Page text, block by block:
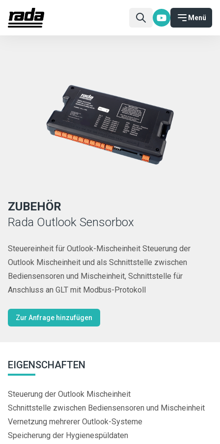
Menü
ZUBEHÖR
Rada Outlook Sensorbox
Steuereinheit für Outlook-Mischeinheit Steuerung der
Outlook Mischeinheit und als Schnittstelle zwischen
Bediensensoren und Mischeinheit, Schnittstelle für
Anschluss an GLT mit Modbus-Protokoll
Zur Anfrage hinzufügen
EIGENSCHAFTEN
Steuerung der Outlook Mischeinheit
Schnittstelle zwischen Bediensensoren und Mischeinheit
Vernetzung mehrerer Outlook-Systeme
Speicherung der Hygienespüldaten